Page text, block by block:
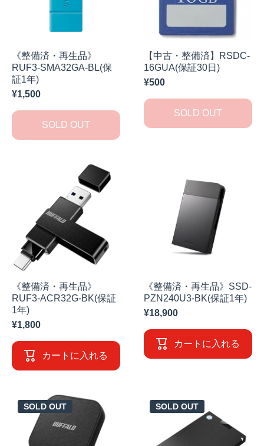
《整備済・再生品》
RUF3-SMA32GA-BL(保
証1年)
¥1,500
SOLD OUT
【中古・整備済】RSDC-
16GUA(保証30日)
¥500
SOLD OUT
《整備済・再生品》
RUF3-ACR32G-BK(保証
1年)
¥1,800
カートに入れる
《整備済・再生品》SSD-
PZN240U3-BK(保証1年)
¥18,900
カートに入れる
SOLD OUT SOLD OUT